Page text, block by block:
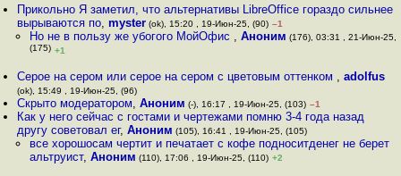
Прикольно Я заметил, что альтернативы LibreOffice гораздо сильнее
вырываются по,myster (ok), 15:20 , 19-Июн-25, (90) –1
Но не в пользу же убогого МойОфис , Аноним (176), 03:31 , 21-Июн-25,
(175) +1
Серое на сером или серое на сером с цветовым оттенком ,adolfus
(ok), 15:49 , 19-Июн-25, (96)
Скрыто модератором,Аноним (-), 16:17 , 19-Июн-25, (103) –1
Как у него сейчас с гостами и чертежами помню 3-4 года назад
другу советовал ег,Аноним (105), 16:41 , 19-Июн-25, (105)
все хорошосам чертит и печатает с кофе подноситденег не берет
альтруист, Аноним (110), 17:06 , 19-Июн-25, (110) +2